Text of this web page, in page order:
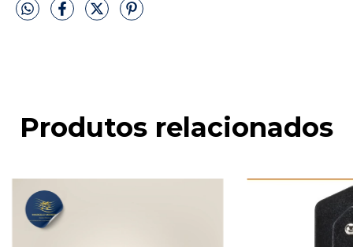
Produtos relacionados